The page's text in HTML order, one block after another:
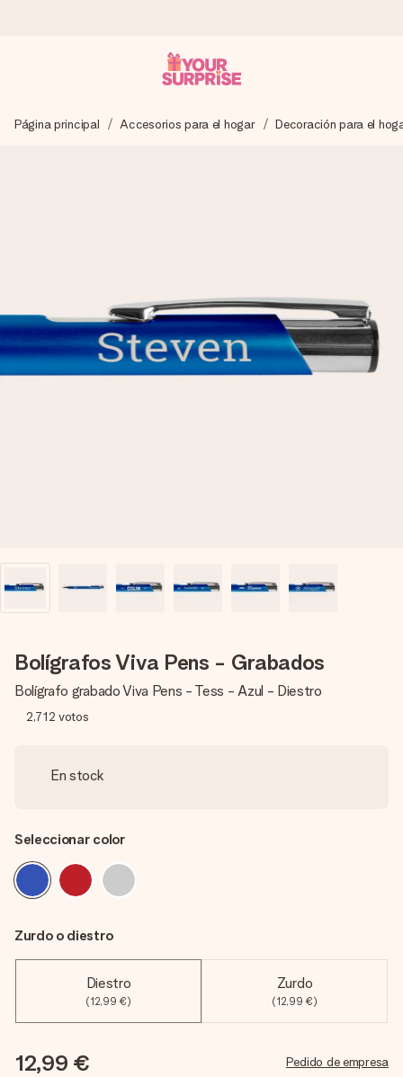
Preparamos tu regalo con cuidado y lo enviamos al vuelo,
Tarjeta de felicitación gratuita
Página principal Accesorios para el hogar Decoración para el
Bolígrafos Viva Pens - Grabados
Bolígrafo grabado Viva Pens - Tess - Azul - Diestro
2,712 votos
En stock
Seleccionar color
Zurdo o diestro
Diestro
(12,99 €)
Zurdo
(12,99 €)
12,99 € Pedido de empresa